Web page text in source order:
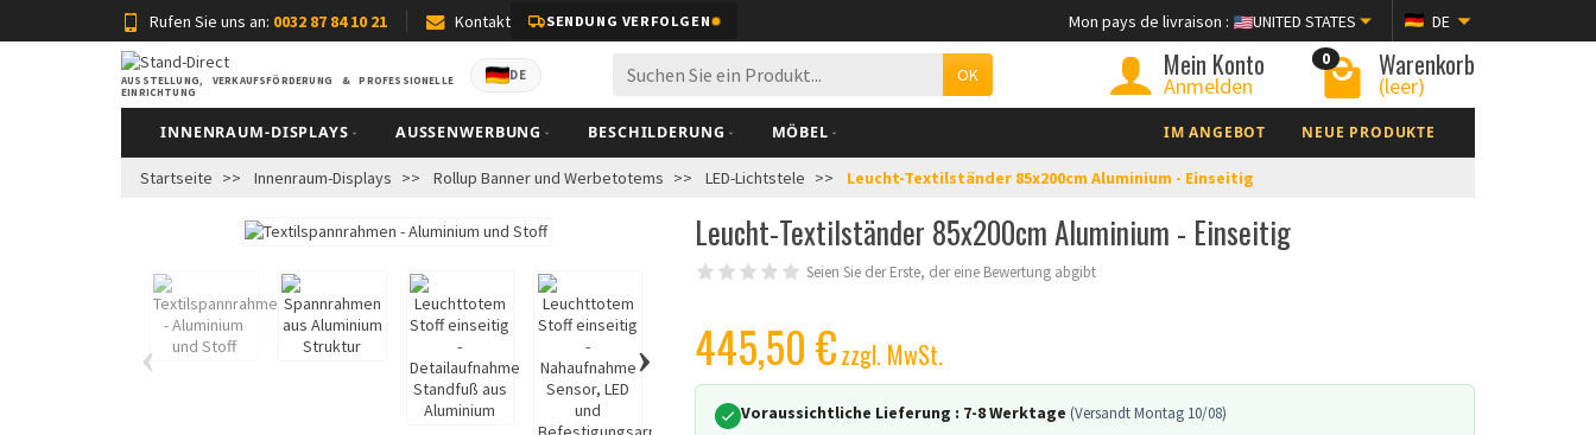
Mon pays de livraison : UNITED STATES
Rufen Sie uns an: 0032 87 84 10 21 Kontakt SENDUNG VERFOLGEN DE
AUSSTELLUNG, VERKAUFSFÖRDERUNG & PROFESSIONELLE
EINRICHTUNG
DE OK Mein Konto
Anmelden
0 Warenkorb
(leer)
INNENRAUM-DISPLAYS AUSSENWERBUNG BESCHILDERUNG MÖBEL IM ANGEBOT NEUE PRODUKTE
Startseite Innenraum-Displays Rollup Banner und Werbetotems LED-Lichtstele Leucht-Textilständer 85x200cm Aluminium - Einseitig
‹ ›
Leucht-Textilständer 85x200cm Aluminium - Einseitig
Seien Sie der Erste, der eine Bewertung abgibt
445,50 €zzgl. MwSt.
Voraussichtliche Lieferung : 7-8 Werktage (Versandt Montag 10/08)